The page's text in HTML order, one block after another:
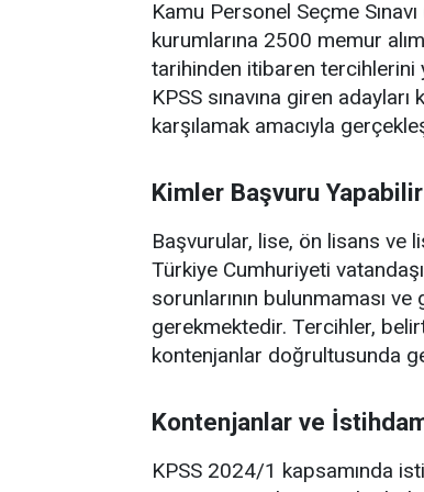
Kamu Personel Seçme
kurumlarına 2500 memur
tarihinden itibaren tercihlerini
KPSS sınavına giren
karşılamak amacıyla
Kimler Başvuru
Başvurular, lise, ön lisans ve
Türkiye Cumhuriyeti
sorunlarının bulunmaması
gerekmektedir. Tercihler,
kontenjanlar doğrultusunda
Kontenjanlar ve
KPSS 2024/1 kapsamında